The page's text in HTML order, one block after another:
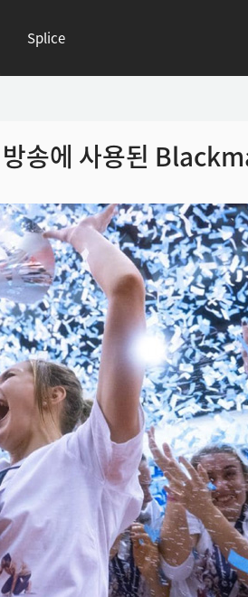
Splice
방송에 사용된